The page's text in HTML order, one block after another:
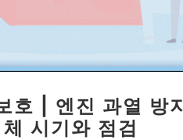
호 | 엔진 과열 방
체 시기와 점검